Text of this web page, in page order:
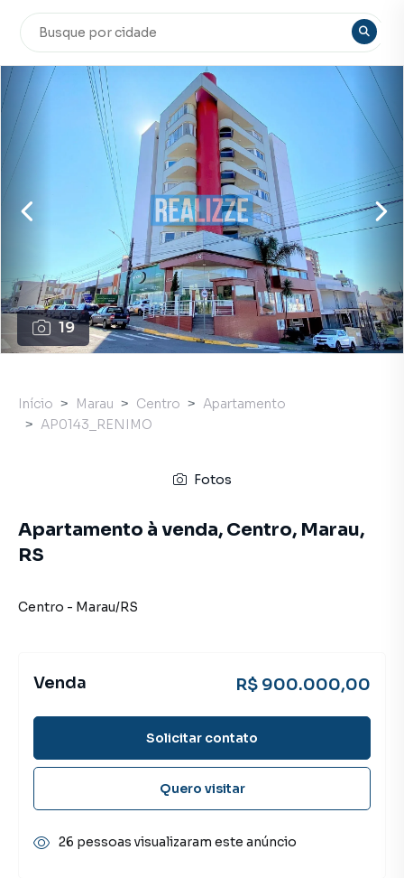
19
Início Marau Centro
Apartamento
AP0143_RENIMO
Fotos
Apartamento à venda, Centro, Marau,
RS
Centro - Marau/RS
Venda R$ 900.000,00
Solicitar contato
Quero visitar
26 pessoas visualizaram este anúncio